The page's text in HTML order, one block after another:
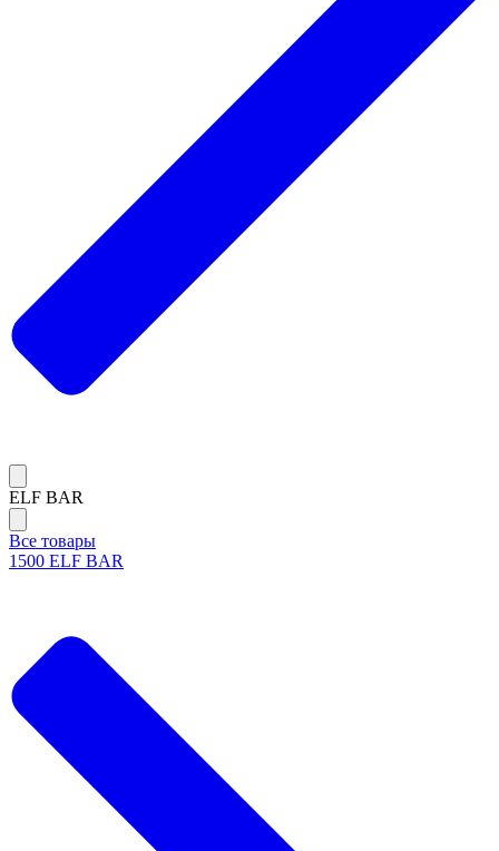
ELF BAR
Все товары
1500 ELF BAR